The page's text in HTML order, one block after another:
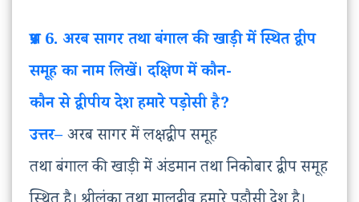
प्रश्न6. अरबसागरतथाबंगालकीखाड़ीमेंस्थितद्वीप
समूहकानामलिखें। दक्षिणमेंकौन-
कौनसेद्वीपीयदेशहमारेपड़ोसीहै?
उत्तर–अरब सागर में लक्षद्वीप समूह
तथा बंगाल की खाड़ी में अंडमान तथा निकोबार द्वीप समूह